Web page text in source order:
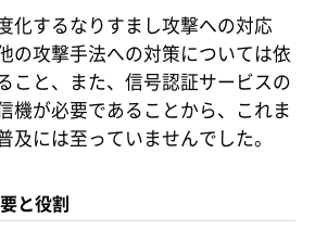
化するなりすまし攻撃への対応
の攻撃手法への対策については依
こと、また、信号認証サービスの
機が必要であることから、これま
及には至っていませんでした。
と役割